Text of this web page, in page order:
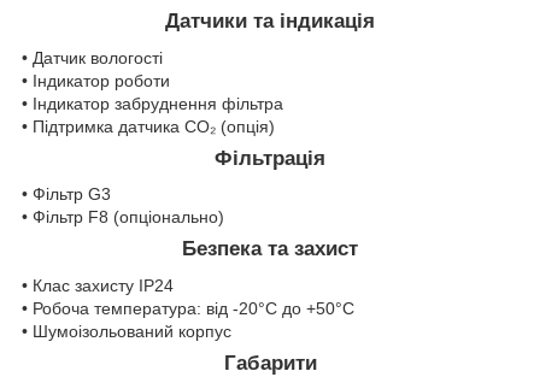
Датчики та індикація
• Датчик вологості
• Індикатор роботи
• Індикатор забруднення фільтра
• Підтримка датчика CO₂ (опція)
Фільтрація
• Фільтр G3
• Фільтр F8 (опціонально)
Безпека та захист
• Клас захисту IP24
• Робоча температура: від -20°C до +50°C
• Шумоізольований корпус
Габарити